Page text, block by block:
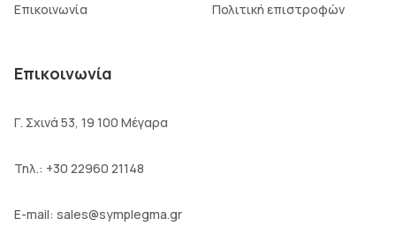
Επικοινωνία Πολιτική επιστροφών
Επικοινωνία
Γ. Σχινά 53, 19 100 Μέγαρα
Τηλ.: +30 22960 21148
E-mail: sales@symplegma.gr